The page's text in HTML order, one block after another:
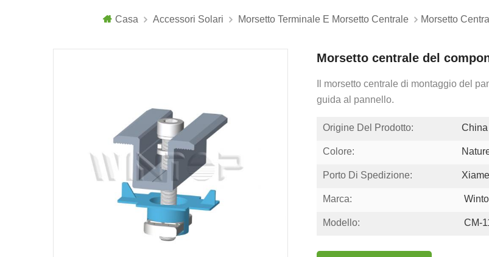
Casa Accessori Solari Morsetto Terminale E Morsetto Centrale Morsetto
Morsetto centrale del
Il morsetto centrale di montaggio del
guida al pannello.
Origine Del Prodotto: China
Colore:
Porto Di Spedizione:
Marca:
Modello: CM-